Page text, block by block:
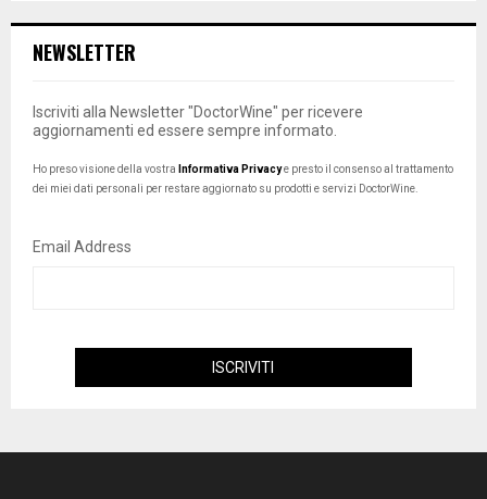
NEWSLETTER
Iscriviti alla Newsletter "DoctorWine" per ricevere
aggiornamenti ed essere sempre informato.
Ho preso visione della vostra Informativa Privacye presto il consenso al trattamento
dei miei dati personali per restare aggiornato su prodotti e servizi DoctorWine.
Email Address